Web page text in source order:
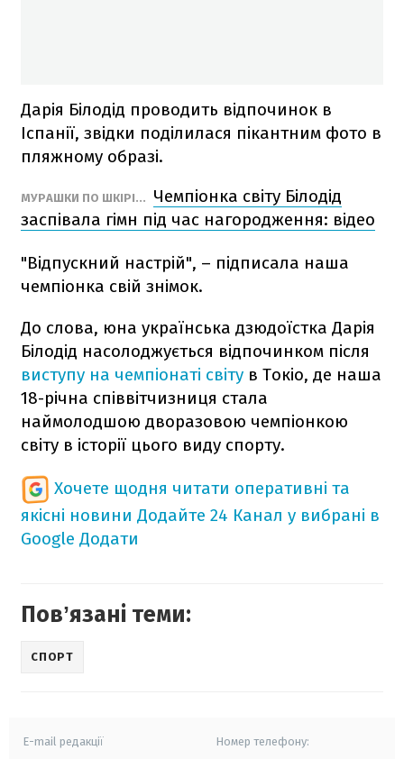
Дарія Білодід проводить відпочинок в
Іспанії, звідки поділилася пікантним фото в
пляжному образі.
МУРАШКИ ПО ШКІРІ...
Чемпіонка світу Білодід
заспівала гімн під час нагородження: відео
"Відпускний настрій", – підписала наша
чемпіонка свій знімок.
До слова, юна українська дзюдоїстка Дарія
Білодід насолоджується відпочинком після
виступу на чемпіонаті світу в Токіо, де наша
18-річна співвітчизниця стала
наймолодшою дворазовою чемпіонкою
світу в історії цього виду спорту.
Хочете щодня читати оперативні та
якісні новини Додайте 24 Канал у вибрані в
Google Додати
Повʼязані теми:
СПОРТ
E-mail редакції Номер телефону: